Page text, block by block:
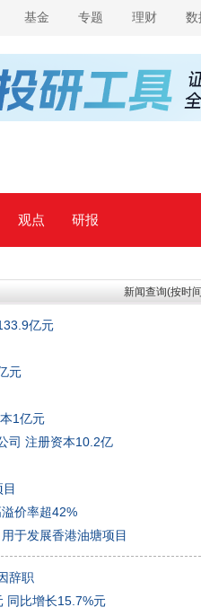
基金 专题 理财 数
观点 研报
新闻查询(按时
亿元
元
1亿元
司 注册资本10.2亿
价率超42%
于发展香港油塘项目
辞职
同比增长15.7%元